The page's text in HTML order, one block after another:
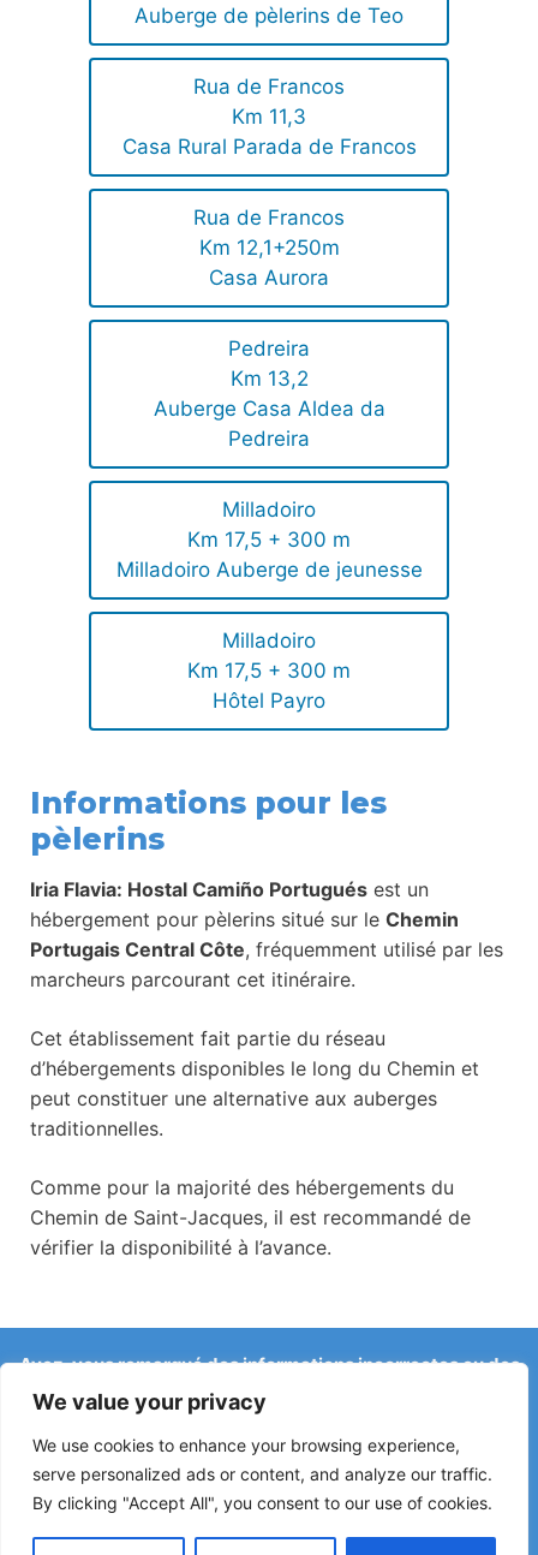
We value your privacy
We use cookies to enhance your browsing experience,
serve personalized ads or content, and analyze our traffic.
By clicking "Accept All", you consent to our use of cookies.
Auberge de pèlerins de Teo
Rua de Francos
Km 11,3
Casa Rural Parada de Francos
Rua de Francos
Km 12,1+250m
Casa Aurora
Pedreira
Km 13,2
Auberge Casa Aldea da
Pedreira
Milladoiro
Km 17,5 + 300 m
Milladoiro Auberge de jeunesse
Milladoiro
Km 17,5 + 300 m
Hôtel Payro
Informations pour les
pèlerins
Iria Flavia: Hostal Camiño Portugués est un
hébergement pour pèlerins situé sur le Chemin
Portugais Central Côte, fréquemment utilisé par les
marcheurs parcourant cet itinéraire.
Cet établissement fait partie du réseau
d’hébergements disponibles le long du Chemin et
peut constituer une alternative aux auberges
traditionnelles.
Comme pour la majorité des hébergements du
Chemin de Saint-Jacques, il est recommandé de
vérifier la disponibilité à l’avance.
Avez-vous remarqué des informations incorrectes ou des
changements récents sur le Camino ?
Les signalements concernant des auberges fermées, des
inondations, des déviations, des travaux ou d’autres
changements aident à maintenir le guide à jour.